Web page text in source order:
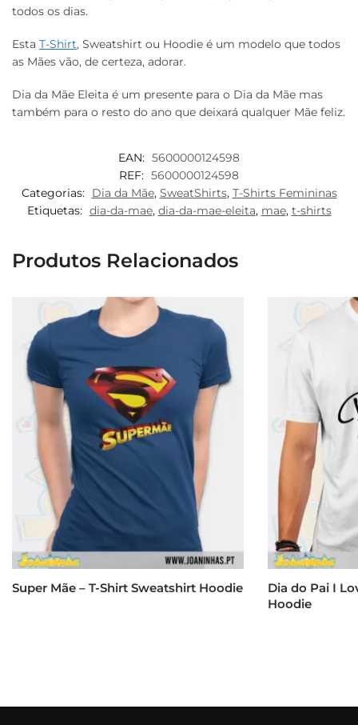
todos os dias.
Esta T-Shirt, Sweatshirt ou Hoodie é um modelo que todos
as Mães vão, de certeza, adorar.
Dia da Mãe Eleita é um presente para o Dia da Mãe mas
também para o resto do ano que deixará qualquer Mãe feliz.
EAN: 5600000124598
REF: 5600000124598
Categorias: Dia da Mãe, SweatShirts, T-Shirts Femininas
Etiquetas: dia-da-mae, dia-da-mae-eleita, mae, t-shirts
Produtos Relacionados
Super Mãe – T-Shirt Sweatshirt Hoodie
Dia do Pai I
Hoodie